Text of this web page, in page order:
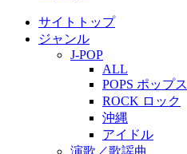
サイトトップ
ジャンル
J-POP
ALL
POPS ポップス
ROCK ロック
沖縄
アイドル
演歌／歌謡曲